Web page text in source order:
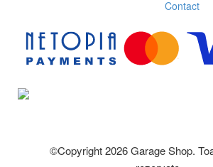
Contact
©Copyright 2026 Garage Shop.